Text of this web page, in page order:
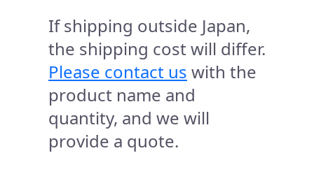
If shipping outside Japan,
the shipping cost will differ.
Please contact us with the
product name and
quantity, and we will
provide a quote.